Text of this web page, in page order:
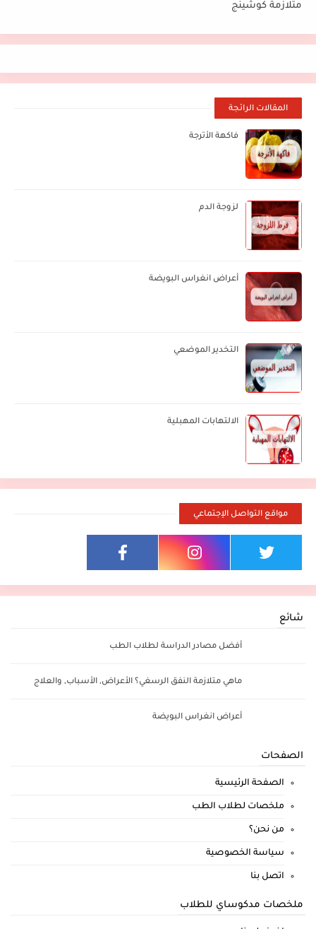
متلازمة كوشينج
المقالات الرائجة
فاكهة الأترجة
لزوجة الدم
أعراض انغراس البويضة
التخدير الموضعي
الالتهابات المهبلية
مواقع التواصل الإجتماعي
شائع
أفضل مصادر الدراسة لطلاب الطب
ماهي متلازمة النفق الرسغي؟ الأعراض, الأسباب, والعلاج
أعراض انغراس البويضة
الصفحات
الصفحة الرئيسية
ملخصات لطلاب الطب
من نحن؟
سياسة الخصوصية
اتصل بنا
ملخصات مدكوساي للطلاب